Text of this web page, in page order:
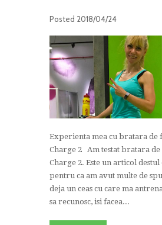
Posted 2018/04/24
Experienta mea cu bratara de
Charge 2 Am testat bratara de
Charge 2. Este un articol
pentru ca am avut multe de
deja un ceas cu care ma
sa recunosc, isi facea...